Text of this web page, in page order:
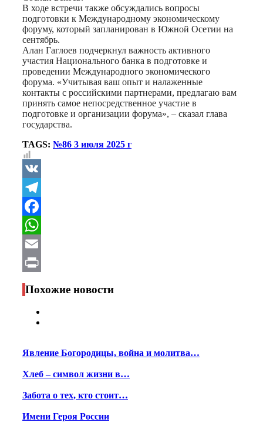
В ходе встречи также обсуждались вопросы
подготовки к Международному экономическому
форуму, который запланирован в Южной Осетии на
сентябрь.
Алан Гаглоев подчеркнул важность активного
участия Национального банка в подготовке и
проведении Международного экономического
форума. «Учитывая ваш опыт и налаженные
контакты с российскими партнерами, предлагаю вам
принять самое непосредственное участие в
подготовке и организации форума», – сказал глава
государства.
TAGS: №86 3 июля 2025 г
VK
Telegram
Facebook
WhatsApp
Email
Print
Похожие новости
Явление Богородицы, война и молитва…
Хлеб – символ жизни в…
Забота о тех, кто стоит…
Имени Героя России